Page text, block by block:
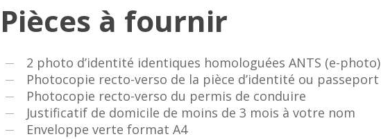
Pièces à fournir
2 photo d’identité identiques homologuées ANTS (e-photo)
Photocopie recto-verso de la pièce d’identité ou passeport
Photocopie recto-verso du permis de conduire
Justificatif de domicile de moins de 3 mois à votre nom
Enveloppe verte format A4